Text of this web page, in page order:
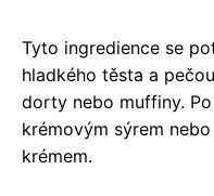
Tyto ingredience se
hladkého těsta a
dorty nebo muffiny.
krémovým sýrem
krémem.